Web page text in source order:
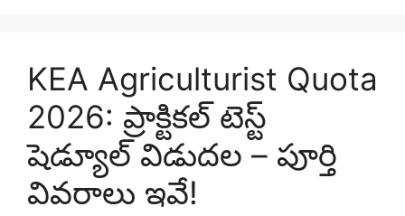
KEA Agriculturist Quota
2026: ప్రాక్టికల్ టెస్ట్
షెడ్యూల్ విడుదల – పూర్తి
వివరాలు ఇవే!